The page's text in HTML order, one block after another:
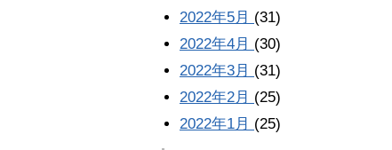
2022年5月 (31)
2022年4月 (30)
2022年3月 (31)
2022年2月 (25)
2022年1月 (25)